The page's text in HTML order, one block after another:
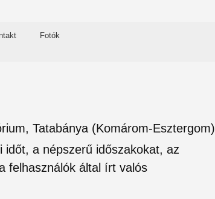
Fotók
Tatabánya (Komárom-Esztergom)
a népszerű időszakokat, az
felhasználók által írt valós